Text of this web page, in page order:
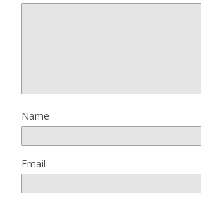
Name
Email